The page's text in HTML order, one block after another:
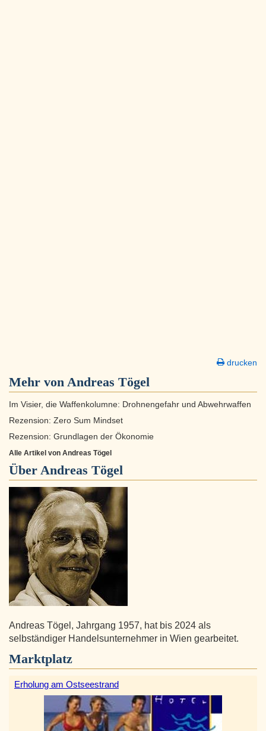
drucken
Mehr von Andreas Tögel
Im Visier, die Waffenkolumne: Drohnengefahr und Abwehrwaffen
Rezension: Zero Sum Mindset
Rezension: Grundlagen der Ökonomie
Alle Artikel von Andreas Tögel
Über Andreas Tögel
Andreas Tögel, Jahrgang 1957, hat bis 2024 als
selbständiger Handelsunternehmer in Wien gearbeitet.
Marktplatz
Erholung am Ostseestrand